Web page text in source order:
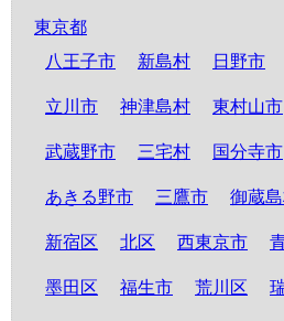
東京都
八王子市
新島村 日野市
立川市 神津島村 東村山市
武蔵野市 三宅村 国分寺市
あきる野市 三鷹市 御蔵
新宿区 北区 西東京市
墨田区 福生市 荒川区